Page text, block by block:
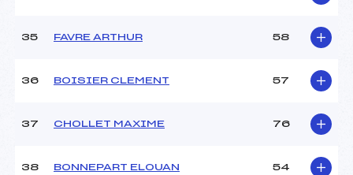
35 FAVRE ARTHUR 58
36 BOISIER CLEMENT 57
37 CHOLLET MAXIME 76
38 BONNEPART ELOUAN 54